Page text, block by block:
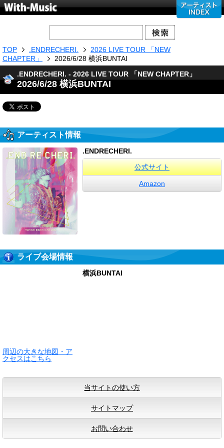
TOP .ENDRECHERI.
2026 LIVE TOUR 「NEW
CHAPTER」
2026/6/28 横浜BUNTAI
.ENDRECHERI. - 2026 LIVE TOUR 「NEW CHAPTER」
2026/6/28 横浜BUNTAI
アーティスト情報
.ENDRECHERI.
公式サイト
Amazon
ライブ会場情報
周辺の大きな地図・ア
クセスはこちら
横浜BUNTAI
当サイトの使い方
サイトマップ
お問い合わせ